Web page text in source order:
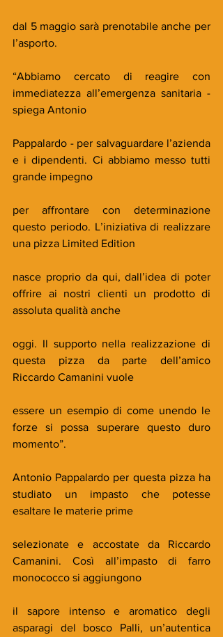
dal 5 maggio sarà prenotabile anche per
l’asporto.
“Abbiamo cercato di reagire con
immediatezza all’emergenza sanitaria -
spiega Antonio
Pappalardo - per salvaguardare l’azienda
e i dipendenti. Ci abbiamo messo tutti
grande impegno
per affrontare con determinazione
questo periodo. L’iniziativa di realizzare
una pizza Limited Edition
nasce proprio da qui, dall’idea di poter
offrire ai nostri clienti un prodotto di
assoluta qualità anche
oggi. Il supporto nella realizzazione di
questa pizza da parte dell’amico
Riccardo Camanini vuole
essere un esempio di come unendo le
forze si possa superare questo duro
momento”.
Antonio Pappalardo per questa pizza ha
studiato un impasto che potesse
esaltare le materie prime
selezionate e accostate da Riccardo
Camanini. Così all’impasto di farro
monococco si aggiungono
il sapore intenso e aromatico degli
asparagi del bosco Palli, un’autentica